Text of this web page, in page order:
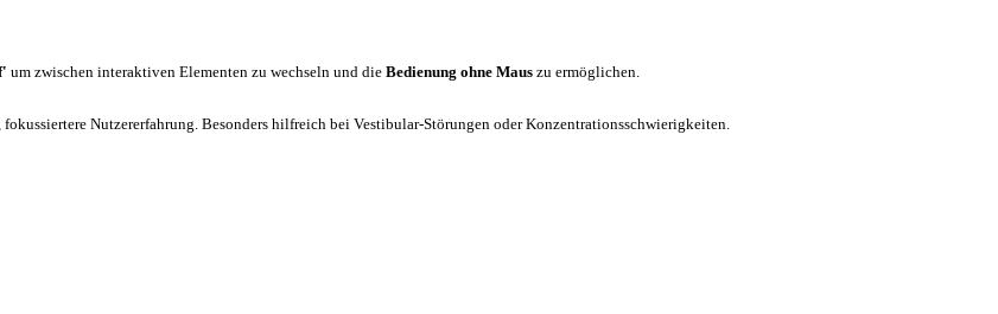
um zwischen interaktiven Elementen zu wechseln und die Bedienung ohne Maus zu ermöglichen.
Nutzererfahrung. Besonders hilfreich bei Vestibular-Störungen oder Konzentrationsschwierigkeiten.